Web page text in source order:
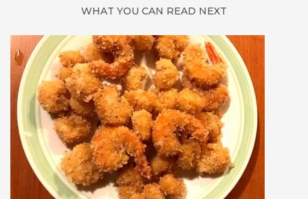
WHAT YOU CAN READ NEXT